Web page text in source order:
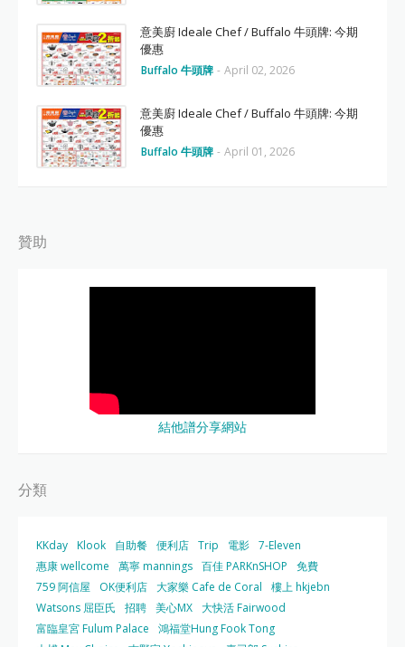
意美廚 Ideale Chef / Buffalo 牛頭牌: 今期
優惠
Buffalo 牛頭牌 - April 02, 2026
意美廚 Ideale Chef / Buffalo 牛頭牌: 今期
優惠
Buffalo 牛頭牌 - April 01, 2026
贊助
結他譜分享網站
分類
KKday Klook 自助餐 便利店 Trip 電影 7-Eleven
惠康 wellcome
萬寧 mannings 百佳 PARKnSHOP
免費
759 阿信屋
OK便利店 大家樂 Cafe de Coral
樓上 hkjebn
Watsons 屈臣氏
招聘 美心MX 大快活 Fairwood
富臨皇宮 Fulum Palace
鴻福堂Hung Fook Tong